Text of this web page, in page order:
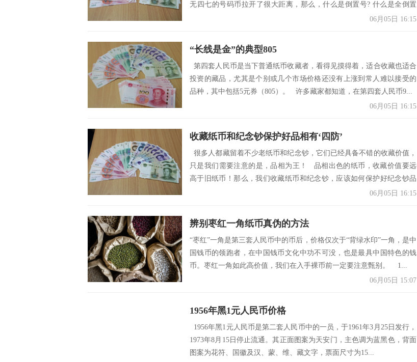
无四七的号码币拉开了很大距离，那么，什么是倒置号? 什么是全倒置
06月05日 16:15
“长线是金”的典型805
第四套人民币是当下普通纸币收藏者，看得见摸得着，适合收藏也适合
投资的藏品，尤其是个别或几个市场价格还没有上涨到常人难以接受的
品种，其中包括5元券（805）。 许多藏家都知道，在第四套人民币9...
06月05日 16:15
收藏纸币和纪念钞保护好品相有‘四防’
很多人都藏留着不少老纸币和纪念钞，它们已经具备不错的收藏价值，
只是我们需要注意的是，品相为王！ 品相出色的纸币，收藏价值要远
高于旧纸币！那么，我们收藏纸币和纪念钞，应该如何保护好纪念钞品
06月05日 16:15
辨别枣红一角纸币真伪的方法
“枣红”一角是第三套人民币中的币后，价格仅次于“背绿水印”一角，是中
国钱币的领跑者，在中国钱币文化中功不可没，也是最具中国特色的钱
币。枣红一角如此高价值，我们在入手裸币前一定要注意甄别。 1...
06月05日 15:07
1956年黑1元人民币价格
1956年黑1元人民币是第二套人民币中的一员，于1961年3月25日发行，
1973年8月15日停止流通。其正面图案为天安门，主色调为蓝黑色，背面
图案为花符、国徽及汉、蒙、维、藏文字，票面尺寸为15...